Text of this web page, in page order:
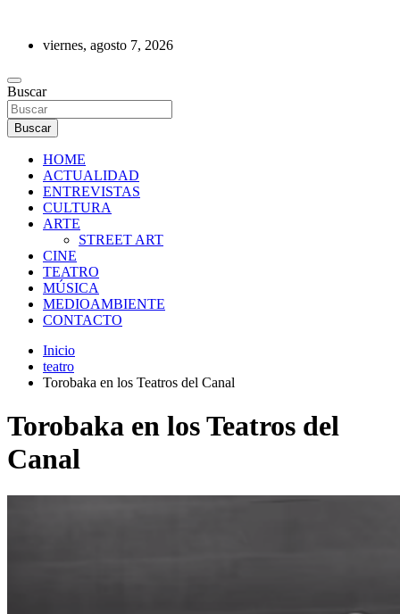
contenidoviernes, agosto 7, 2026
REVISTA DE PRENSA
Buscar
Buscar
HOME
ACTUALIDAD
ENTREVISTAS
CULTURA
ARTE
STREET ART
CINE
TEATRO
MÚSICA
MEDIOAMBIENTE
CONTACTO
Inicio
teatro
Torobaka en los Teatros del Canal
Torobaka en los Teatros del
Canal